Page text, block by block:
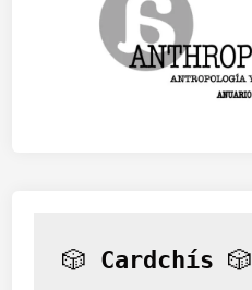
🎲 Cardchís 🎲